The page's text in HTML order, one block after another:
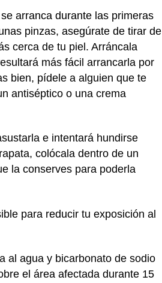
arranca durante las primeras
pinzas, asegúrate de tirar de
cerca de tu piel. Arráncala
más fácil arrancarla por
bien, pídele a alguien que te
antiséptico o una crema
e intentará hundirse
colócala dentro de un
la conserves para poderla
para reducir tu exposición al
al agua y bicarbonato de sodio
el área afectada durante 15